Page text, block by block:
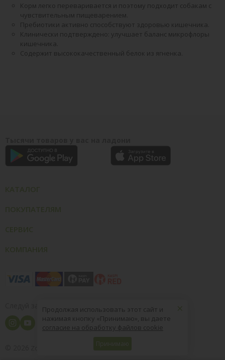
Корм легко переваривается и поэтому подходит собакам с
чувствительным пищеварением.
Пребиотики активно способствуют здоровью кишечника.
Клинически подтверждено: улучшает баланс микрофлоры
кишечника.
Содержит высококачественный белок из ягненка.
Следуй за нами
8 (800) 004-09-40
×
Продолжая использовать этот сайт и
нажимая кнопку «Принимаю», вы даете
согласие на обработку файлов cookie
Принимаю